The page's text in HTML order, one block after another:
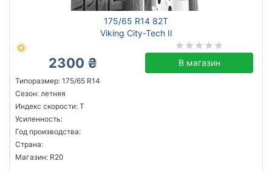
175/65 R14 82T
Viking City-Tech II
2300 ₴ В магазин
Типоразмер: 175/65 R14
Сезон: летняя
Индекс скорости: T
Усиленность:
Год производства:
Страна:
Магазин: R20